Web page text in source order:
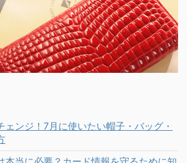
ェンジ！7月に使いたい帽子・バッグ・